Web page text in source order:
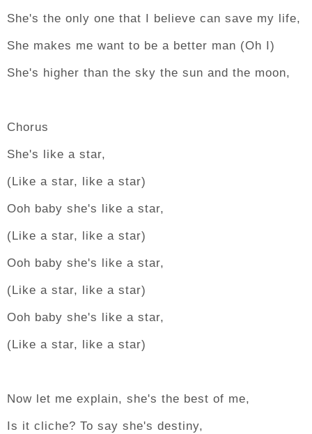
She's the only one that I believe can save my life,
She makes me want to be a better man (Oh I)
She's higher than the sky the sun and the moon,
Chorus
She's like a star,
(Like a star, like a star)
Ooh baby she's like a star,
(Like a star, like a star)
Ooh baby she's like a star,
(Like a star, like a star)
Ooh baby she's like a star,
(Like a star, like a star)
Now let me explain, she's the best of me,
Is it cliche? To say she's destiny,